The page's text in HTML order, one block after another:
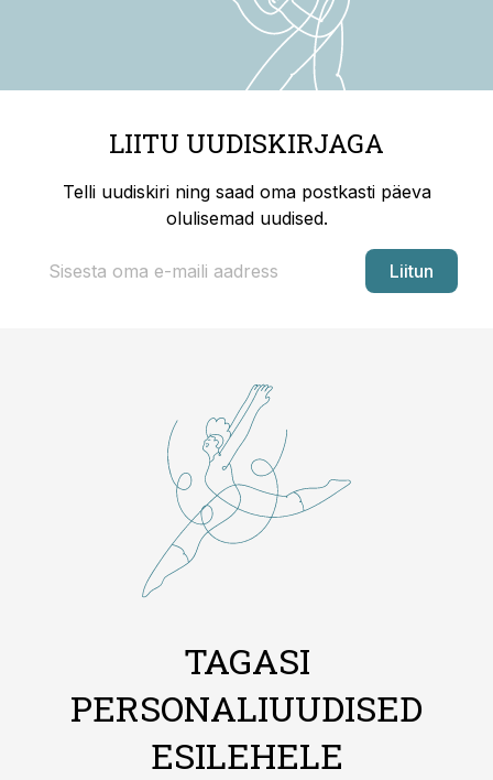
LIITU UUDISKIRJAGA
Telli uudiskiri ning saad oma postkasti päeva
olulisemad uudised.
Liitun
TAGASI
PERSONALIUUDISED
ESILEHELE